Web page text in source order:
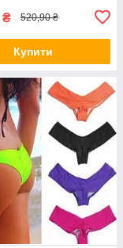
₴ 520,90 ₴
Купити